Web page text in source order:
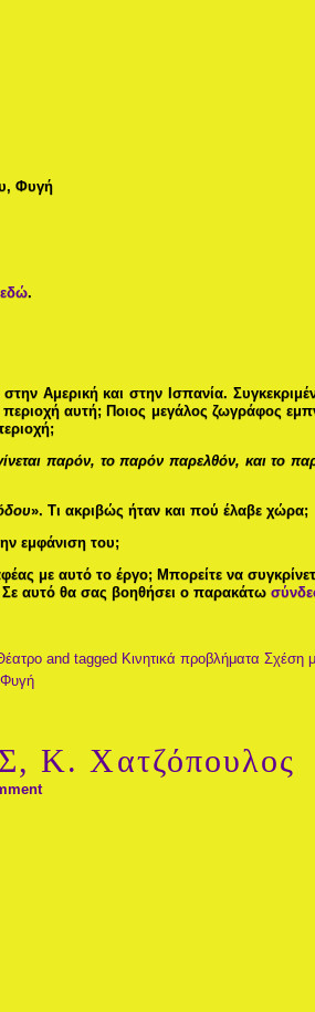
Φυγή
εδώ.
Αμερική και στην Ισπανία.
αυτή; Ποιος μεγάλος ζωγράφος
παρόν, το παρόν παρελθόν, και το
». Τι ακριβώς ήταν και πού έλαβε χώρα;
εμφάνιση του;
με αυτό το έργο; Μπορείτε να
αυτό θα σας βοηθήσει ο παρακάτω
and tagged Κινητικά προβλήματα Σχέση
Φυγή
Χατζόπουλος